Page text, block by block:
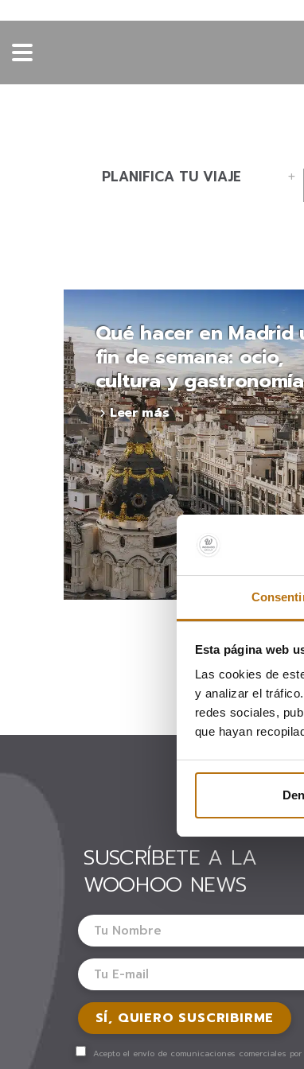
Esta página web
Las cookies de
y analizar el
redes sociales,
que hayan
PLANIFICA TU VIAJE
Qué hacer en Madrid
fin de semana: ocio,
cultura y gastronomía
Leer más
SUSCRÍBETE A LA
WOOHOO NEWS
Acepto el envío de comunicaciones comerciales